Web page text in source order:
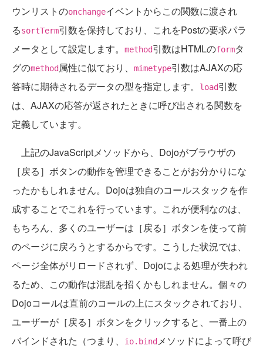
ウンリストのonchangeイベントからこの関数に渡され
るsortTerm引数を保持しており、これをPostの要求パラ
メータとして設定します。
method引数はHTMLのformタ
グのmethod 属性に似ており、 mimetype引数はAJAXの応
答時に期待されるデータの型を指定します。
load引数
は、AJAXの応答が返されたときに呼び出される関数を
定義しています。
上記のJavaScriptメソッドから、Dojoがブラウザの
［戻る］ボタンの動作を管理できることがお分かりにな
ったかもしれません。Dojoは独自のコールスタックを作
成することでこれを行っています。これが便利なのは、
もちろん、多くのユーザーは［戻る］ボタンを使って前
のページに戻ろうとするからです。こうした状況では、
ページ全体がリロードされず、Dojoによる処理が失われ
るため、この動作は混乱を招くかもしれません。個々の
Dojoコールは直前のコールの上にスタックされており、
ユーザーが［戻る］ボタンをクリックすると、一番上の
バインドされた（つまり、
io.bind メソッドによって呼び